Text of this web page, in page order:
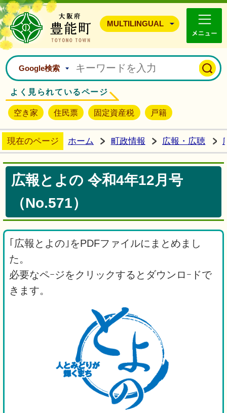
豊能町ホームページ
MULTILINGUAL
Google検索
よく見られているページ
空き家 住民票 固定資産税 戸籍
現在のページ ホーム 町政情報 広報・広聴
広報とよの 令和4年12月号
（No.571）
｢広報とよの｣をPDFファイルにまとめまし
た。
必要なペｰジをクリックするとダウンロｰドで
きます。